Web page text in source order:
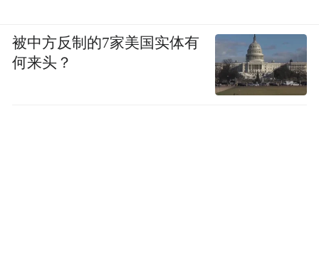
被中方反制的7家美国实体有
何来头？